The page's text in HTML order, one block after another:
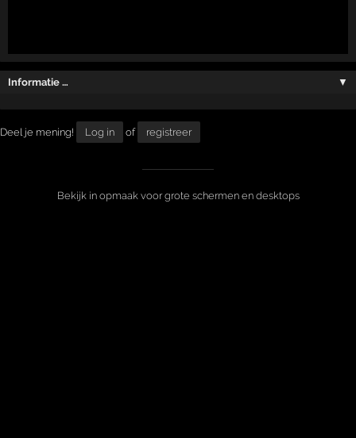
Informatie … ▼
Deel je mening! Log in of registreer
Bekijk in opmaak voor grote schermen en desktops